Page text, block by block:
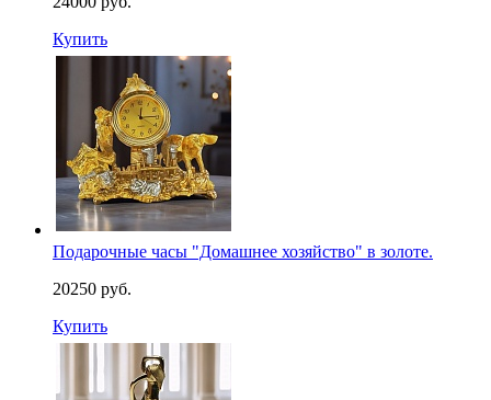
Купить
Подарочные часы "Домашнее хозяйство" в золоте.
20250 руб.
Купить